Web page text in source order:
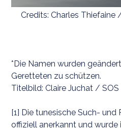
Credits: Charles Thiefaine
*Die Namen wurden
Geretteten zu schützen.
Titelbild: Claire Juchat /
[1] Die tunesische Such-
offiziell anerkannt und